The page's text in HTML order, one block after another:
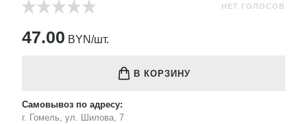
НЕТ ГОЛОСОВ
47.00 BYN/шт.
В КОРЗИНУ
Самовывоз по адресу:
г. Гомель, ул. Шилова, 7